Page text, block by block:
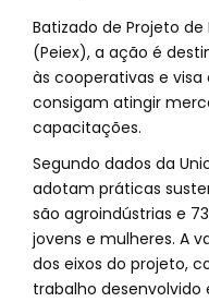
Batizado de Projeto
(Peiex), a ação é
às cooperativas e visa
consigam atingir
capacitações.
Segundo dados da
adotam práticas
são agroindústrias e
jovens e mulheres. A
dos eixos do projeto,
trabalho